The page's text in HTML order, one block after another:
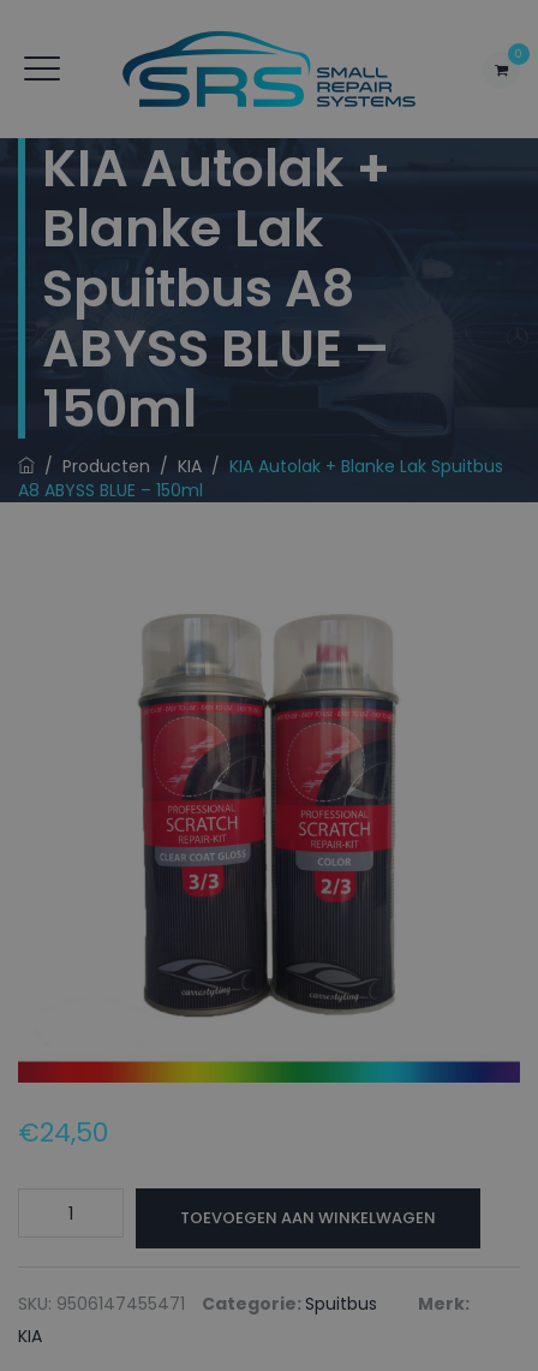
0
KIA Autolak +
Blanke Lak
Spuitbus A8
ABYSS BLUE –
150ml
/ Producten / KIA / KIA Autolak + Blanke Lak Spuitbus
A8 ABYSS BLUE – 150ml
€24,50
Blanke
lak
TOEVOEGEN AAN WINKELWAGEN
SKU: 9506147455471 Categorie: Spuitbus
Merk:
KIA